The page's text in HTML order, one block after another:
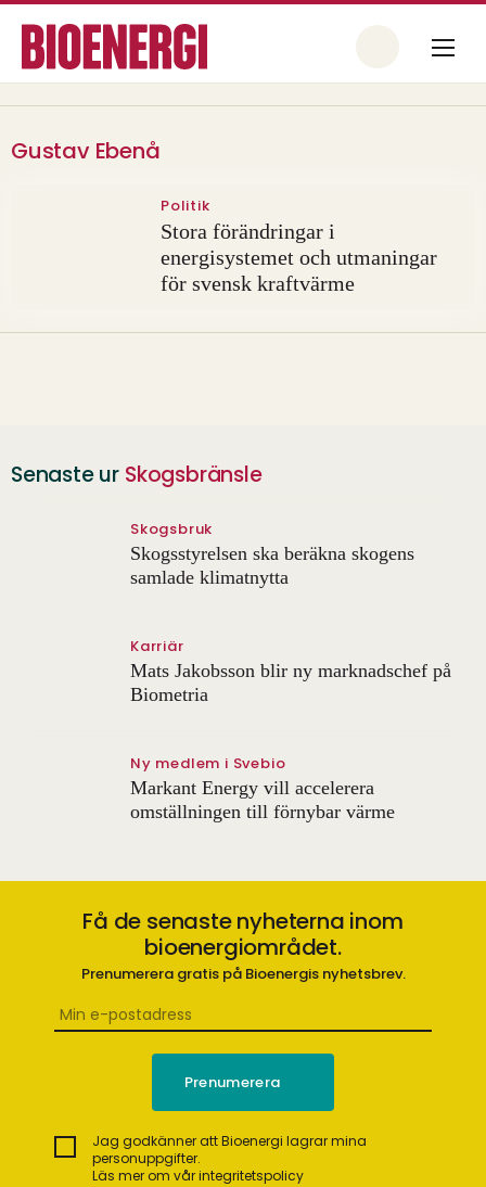
Gustav Ebenå
Politik
Stora förändringar i
energisystemet och utmaningar
för svensk kraftvärme
Senaste ur Skogsbränsle
Skogsbruk
Skogsstyrelsen ska beräkna skogens
samlade klimatnytta
Karriär
Mats Jakobsson blir ny marknadschef på
Biometria
Ny medlem i Svebio
Markant Energy vill accelerera
omställningen till förnybar värme
Få de senaste nyheterna inom
bioenergiområdet.
Prenumerera gratis på Bioenergis nyhetsbrev.
Jag godkänner att Bioenergi lagrar mina
personuppgifter.
Läs mer om vår integritetspolicy